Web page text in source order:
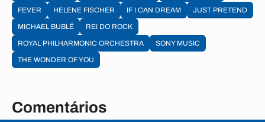
FEVER
HELENE FISCHER IF I CAN DREAM
JUST PRETEND
MICHAEL BUBLÉ
REI DO ROCK
ROYAL PHILHARMONIC ORCHESTRA
SONY MUSIC
THE WONDER OF YOU
Comentários